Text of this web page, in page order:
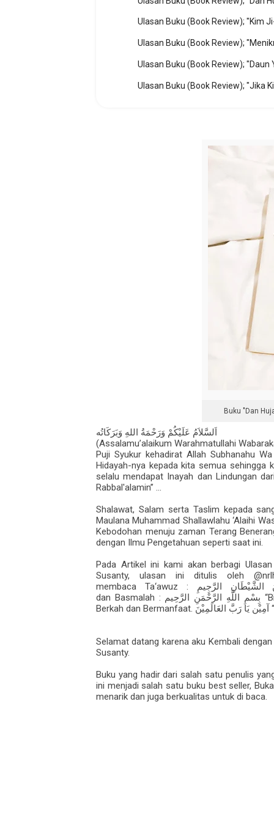
Ulasan Buku (Book Review); "Kim
Ulasan Buku (Book Review);
Ulasan Buku (Book Review); "Jika
Buku "Dan
اَلسَّلاَمُ عَلَيْكُمْ وَرَحْمَةُ اللهِ وَبَرَكَاتُه
(Assalamu’alaikum Warahmatullahi
Puji Syukur kehadirat Allah Subhanahu
Hidayah-nya kepada kita semua
selalu mendapat Inayah dan Lindungan
Rabbal'alamin” ...
Shalawat, Salam serta Taslim kepada
Maulana Muhammad Shallawlahu ‘Alaihi
Kebodohan menuju zaman Terang
dengan Ilmu Pengetahuan seperti saat ini.
Pada Artikel ini kami akan berbagi
Susanty, ulasan ini ditulis oleh
membaca Ta‘awuz :
الشَّيْطَانِ الرَّجِيمِ
dan Basmalah : بِسْمِ اللَّهِ الرَّحْمَنِ الرَّحِيم
Berkah dan Bermanfaat. آمِيْن يَا رَبَّ العَالَمِيْنَ
Selamat datang karena aku Kembali
Susanty.
Buku yang hadir dari salah satu penulis
ini menjadi salah satu buku best seller,
menarik dan juga berkualitas untuk di baca.